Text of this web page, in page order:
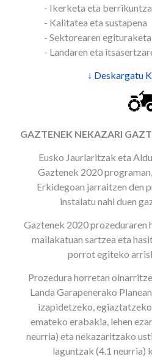
- Ikerketa eta berrikuntza
- Kalitatea eta sustapena
- Sektorearen egituraketa
- Landaren eta
↓ Deskargatu
GAZTENEK NEKAZARI
Eusko Jaurlaritzak eta
Gaztenek 2020
Erkidegoan jarraitzen den
instalatu nahi duen
Gaztenek 2020 prozeduraren
mailakatuan sartzea eta
porrot egiteko
Prozedura horretan
Landa Garapenerako
izapidetzeko,
emateko erabakia, lehen
neurria) eta nekazaritzako
laguntzak (4.1 neurria)